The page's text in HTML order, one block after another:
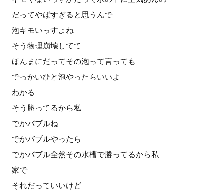
だってやばすぎると思うんで
泡キモいっすよね
そう物理崩壊してて
ほんまにだってその泡って言っても
でっかいひと泡やったらいいよ
わかる
そう勝ってるから私
でかバブルね
でかバブルやったら
でかバブル全然その水槽で勝ってるから私
家で
それだっていいけど